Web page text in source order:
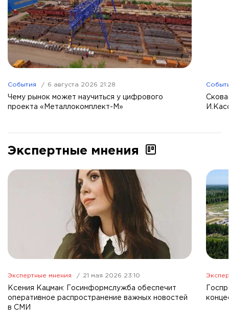
События 6 августа 2026 21:28
Чему рынок может научиться у цифрового
проекта «Металлокомплект-М»
Экспертные мнения
Экспертные мнения 21 мая 2026 23:10
Ксения Кацман: Госинформслужба обеспечит
оперативное распространение важных новостей
в СМИ